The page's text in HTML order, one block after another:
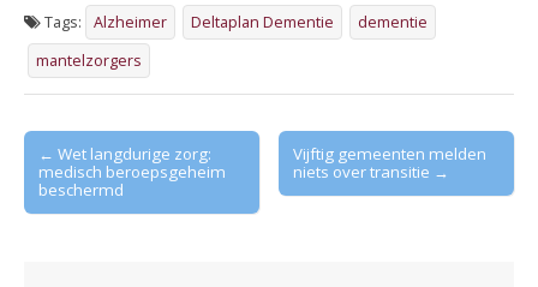
Tags: Alzheimer Deltaplan Dementie
dementie
mantelzorgers
Post
navigation
← Wet langdurige zorg:
medisch beroepsgeheim
beschermd
Vijftig gemeenten melden
niets over transitie →